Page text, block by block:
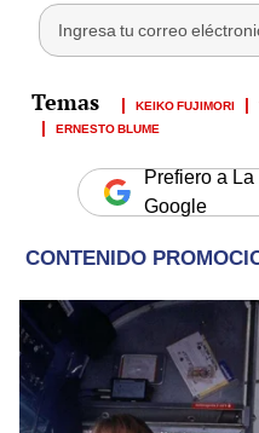
KEIKO FUJIMORI
ERNESTO BLUME
Prefiero a
Google